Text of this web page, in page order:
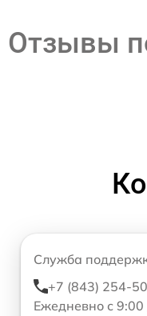
Отзывы
Служба
+7 (843) 254-
Ежедневно с